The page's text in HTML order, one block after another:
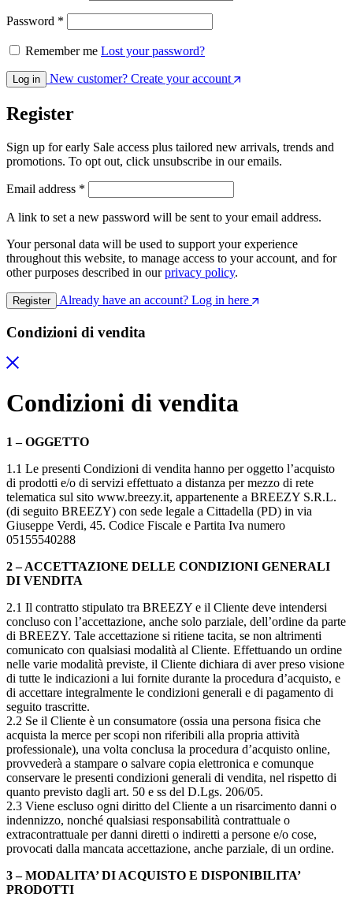
Password *
Remember me Lost your password?
Log in New customer? Create your account
Register
Sign up for early Sale access plus tailored new arrivals, trends and
promotions. To opt out, click unsubscribe in our emails.
Email address *
A link to set a new password will be sent to your email address.
Your personal data will be used to support your experience
throughout this website, to manage access to your account, and for
other purposes described in ourprivacy policy.
Register Already have an account? Log in here
Condizioni di vendita
Condizioni di vendita
1 – OGGETTO
1.1 Le presenti Condizioni di vendita hanno per oggetto l’acquisto
di prodotti e/o di servizi effettuato a distanza per mezzo di rete
telematica sul sito www.breezy.it, appartenente a BREEZY S.R.L.
(di seguito BREEZY) con sede legale a Cittadella (PD) in via
Giuseppe Verdi, 45. Codice Fiscale e Partita Iva numero
05155540288
2 – ACCETTAZIONE DELLE CONDIZIONI GENERALI
DI VENDITA
2.1 Il contratto stipulato tra BREEZY e il Cliente deve intendersi
concluso con l’accettazione, anche solo parziale, dell’ordine da parte
di BREEZY. Tale accettazione si ritiene tacita, se non altrimenti
comunicato con qualsiasi modalità al Cliente. Effettuando un ordine
nelle varie modalità previste, il Cliente dichiara di aver preso visione
di tutte le indicazioni a lui fornite durante la procedura d’acquisto, e
di accettare integralmente le condizioni generali e di pagamento di
seguito trascritte.
2.2 Se il Cliente è un consumatore (ossia una persona fisica che
acquista la merce per scopi non riferibili alla propria attività
professionale), una volta conclusa la procedura d’acquisto online,
provvederà a stampare o salvare copia elettronica e comunque
conservare le presenti condizioni generali di vendita, nel rispetto di
quanto previsto dagli art. 50 e ss del D.Lgs. 206/05.
2.3 Viene escluso ogni diritto del Cliente a un risarcimento danni o
indennizzo, nonché qualsiasi responsabilità contrattuale o
extracontrattuale per danni diretti o indiretti a persone e/o cose,
provocati dalla mancata accettazione, anche parziale, di un ordine.
3 – MODALITA’ DI ACQUISTO E DISPONIBILITA’
PRODOTTI